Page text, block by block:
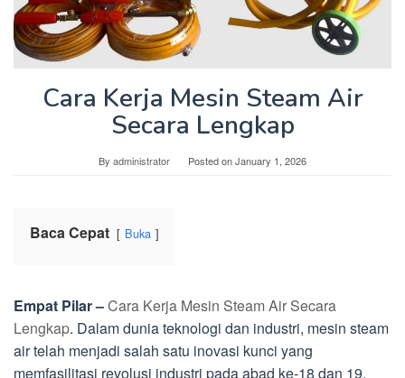
Cara Kerja Mesin Steam Air
Secara Lengkap
By administrator Posted onJanuary 1, 2026
Baca Cepat Buka
Empat Pilar –Cara Kerja Mesin Steam Air Secara
Lengkap. Dalam dunia teknologi dan industri, mesin steam
air telah menjadi salah satu inovasi kunci yang
memfasilitasi revolusi industri pada abad ke-18 dan 19.